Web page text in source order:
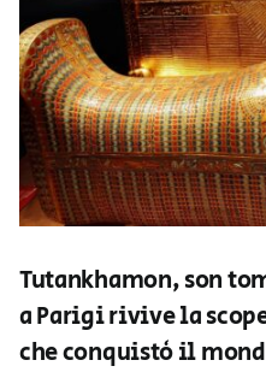
Tutankhamon, son
a Parigi rivive la
che conquistò il